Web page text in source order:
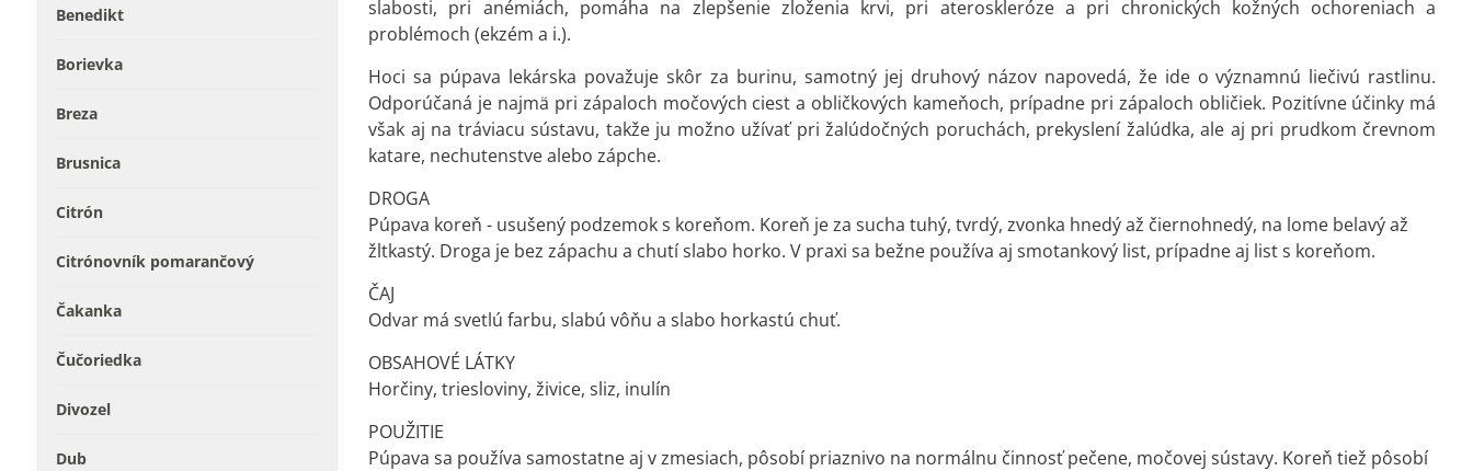
slabosti, pri anémiách, pomáha na zlepšenie zloženia krvi, pri ateroskleróze a pri chronických kožných ochoreniach a
problémoch (ekzém a i.).
Hoci sa púpava lekárska považuje skôr za burinu, samotný jej druhový názov napovedá, že ide o významnú liečivú rastlinu.
Odporúčaná je najmä pri zápaloch močových ciest a obličkových kameňoch, prípadne pri zápaloch obličiek. Pozitívne účinky má
však aj na tráviacu sústavu, takže ju možno užívať pri žalúdočných poruchách, prekyslení žalúdka, ale aj pri prudkom črevnom
katare, nechutenstve alebo zápche.
DROGA
Púpava koreň - usušený podzemok s koreňom. Koreň je za sucha tuhý, tvrdý, zvonka hnedý až čiernohnedý, na lome belavý až
žltkastý. Droga je bez zápachu a chutí slabo horko. V praxi sa bežne používa aj smotankový list, prípadne aj list s koreňom.
ČAJ
Odvar má svetlú farbu, slabú vôňu a slabo horkastú chuť.
OBSAHOVÉ LÁTKY
Horčiny, triesloviny, živice, sliz, inulín
POUŽITIE
Púpava sa používa samostatne aj v zmesiach, pôsobí priaznivo na normálnu činnosť pečene, močovej sústavy. Koreň tiež pôsobí
Benedikt
Borievka
Breza
Brusnica
Citrón
Citrónovník pomarančový
Čakanka
Čučoriedka
Divozel
Dub